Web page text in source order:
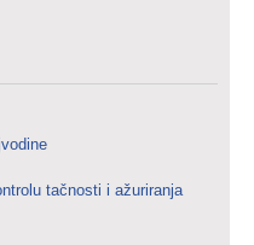
tačnosti i ažuriranja